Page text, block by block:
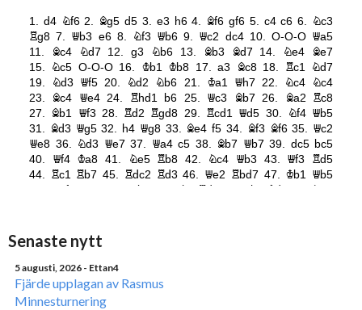
Senaste nytt
5 augusti, 2026 - Ettan4
Fjärde upplagan av Rasmus
Minnesturnering